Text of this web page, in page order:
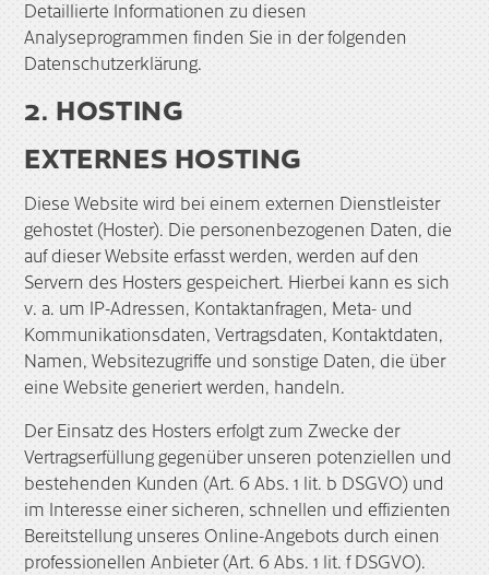
Detaillierte Informationen zu diesen
Analyseprogrammen finden Sie in der folgenden
Datenschutzerklärung.
2. HOSTING
EXTERNES HOSTING
Diese Website wird bei einem externen Dienstleister
gehostet (Hoster). Die personenbezogenen Daten, die
auf dieser Website erfasst werden, werden auf den
Servern des Hosters gespeichert. Hierbei kann es sich
v. a. um IP-Adressen, Kontaktanfragen, Meta- und
Kommunikationsdaten, Vertragsdaten, Kontaktdaten,
Namen, Websitezugriffe und sonstige Daten, die über
eine Website generiert werden, handeln.
Der Einsatz des Hosters erfolgt zum Zwecke der
Vertragserfüllung gegenüber unseren potenziellen und
bestehenden Kunden (Art. 6 Abs. 1 lit. b DSGVO) und
im Interesse einer sicheren, schnellen und effizienten
Bereitstellung unseres Online-Angebots durch einen
professionellen Anbieter (Art. 6 Abs. 1 lit. f DSGVO).